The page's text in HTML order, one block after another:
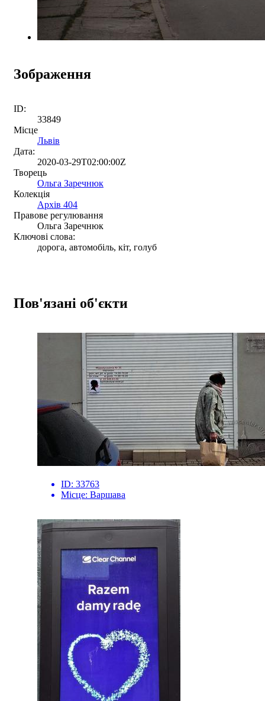
Зображення
ID:
33849
Місце
Львів
Дата:
2020-03-29T02:00:00Z
Творець
Ольга Заречнюк
Колекція
Архів 404
Правове регулювання
Ольга Заречнюк
Ключові слова:
дорога, автомобіль, кіт, голуб
Пов'язані об'єкти
ID: 33763
Місце: Варшава